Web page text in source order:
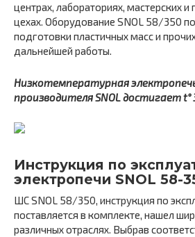
центрах, лабораториях, мастерских
цехах. Оборудование SNOL 58/350
подготовки пластичных масс и
дальнейшей работы.
Низкотемпературная
производителя SNOL достигает t°
Инструкция по
электропечи SNOL 58-
ШС SNOL 58/350, инструкция по
поставляется в комплекте, нашел
различных отраслях. Выбрав